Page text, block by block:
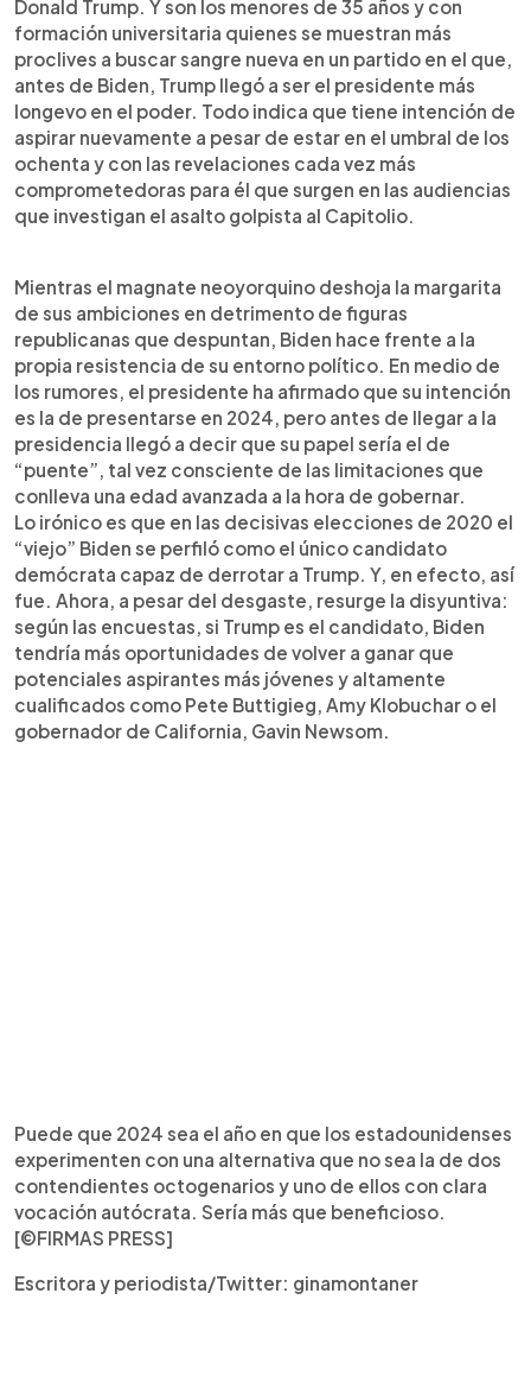
Donald Trump. Y son los menores de 35 años y con
formación universitaria quienes se muestran más
proclives a buscar sangre nueva en un partido en el que,
antes de Biden, Trump llegó a ser el presidente más
longevo en el poder. Todo indica que tiene intención de
aspirar nuevamente a pesar de estar en el umbral de los
ochenta y con las revelaciones cada vez más
comprometedoras para él que surgen en las audiencias
que investigan el asalto golpista al Capitolio.
Mientras el magnate neoyorquino deshoja la margarita
de sus ambiciones en detrimento de figuras
republicanas que despuntan, Biden hace frente a la
propia resistencia de su entorno político. En medio de
los rumores, el presidente ha afirmado que su intención
es la de presentarse en 2024, pero antes de llegar a la
presidencia llegó a decir que su papel sería el de
“puente”, tal vez consciente de las limitaciones que
conlleva una edad avanzada a la hora de gobernar.
Lo irónico es que en las decisivas elecciones de 2020 el
“viejo” Biden se perfiló como el único candidato
demócrata capaz de derrotar a Trump. Y, en efecto, así
fue. Ahora, a pesar del desgaste, resurge la disyuntiva:
según las encuestas, si Trump es el candidato, Biden
tendría más oportunidades de volver a ganar que
potenciales aspirantes más jóvenes y altamente
cualificados como Pete Buttigieg, Amy Klobuchar o el
gobernador de California, Gavin Newsom.
Puede que 2024 sea el año en que los estadounidenses
experimenten con una alternativa que no sea la de dos
contendientes octogenarios y uno de ellos con clara
vocación autócrata. Sería más que beneficioso.
[©FIRMAS PRESS]
Escritora y periodista/Twitter: ginamontaner